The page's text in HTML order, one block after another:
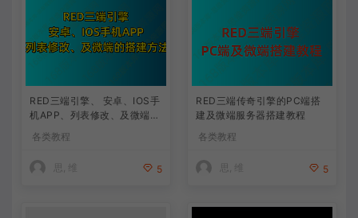
RED三端引擎、 安卓、IOS手
机APP、列表修改、及微端的
各类教程
思, 维 5
RED三端传奇引擎的PC端搭
建及微端服务器搭建教程
各类教程
思, 维 5